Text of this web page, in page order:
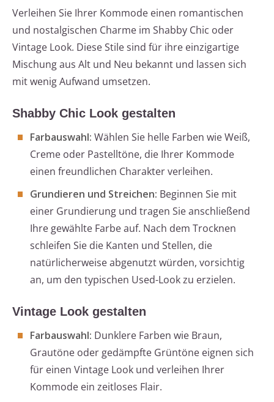
Verleihen Sie Ihrer Kommode einen romantischen
und nostalgischen Charme im Shabby Chic oder
Vintage Look. Diese Stile sind für ihre einzigartige
Mischung aus Alt und Neu bekannt und lassen sich
mit wenig Aufwand umsetzen.
Shabby Chic Look gestalten
Farbauswahl: Wählen Sie helle Farben wie Weiß,
Creme oder Pastelltöne, die Ihrer Kommode
einen freundlichen Charakter verleihen.
Grundieren und Streichen: Beginnen Sie mit
einer Grundierung und tragen Sie anschließend
Ihre gewählte Farbe auf. Nach dem Trocknen
schleifen Sie die Kanten und Stellen, die
natürlicherweise abgenutzt würden, vorsichtig
an, um den typischen Used-Look zu erzielen.
Vintage Look gestalten
Farbauswahl: Dunklere Farben wie Braun,
Grautöne oder gedämpfte Grüntöne eignen sich
für einen Vintage Look und verleihen Ihrer
Kommode ein zeitloses Flair.